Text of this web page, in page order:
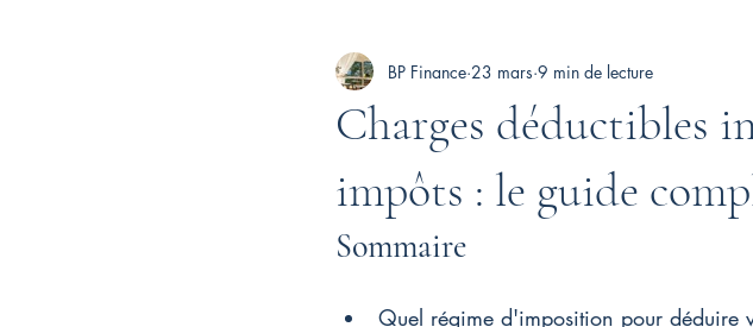
Fiscalité personnelle Courtiers immobiliers
Charges déductibles
impôts : le guide
BP Finance 23 mars 9 min de lecture
Sommaire
Quel régime d'imposition pour déduire